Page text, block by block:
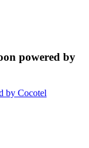
powered by
by Cocotel